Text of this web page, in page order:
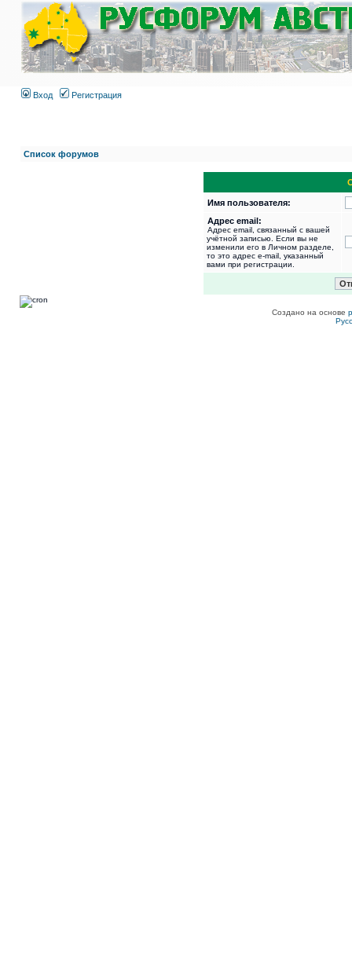
Вход Регистрация
Список форумов
Имя пользователя:
Адрес email:
Адрес email, связанный с вашей
учётной записью. Если вы не
изменили его в Личном разделе,
то это адрес e-mail, указанный
вами при регистрации.
Создано на основе